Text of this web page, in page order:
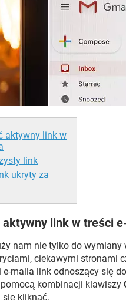
aktywny link w
link
ukryty za
link w treści
nam nie tylko do
ciekawymi stronami
maila link odnoszący się
kombinacji klawiszy
się kliknąć.